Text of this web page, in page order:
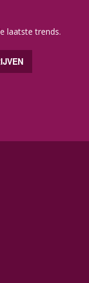
laatste trends.